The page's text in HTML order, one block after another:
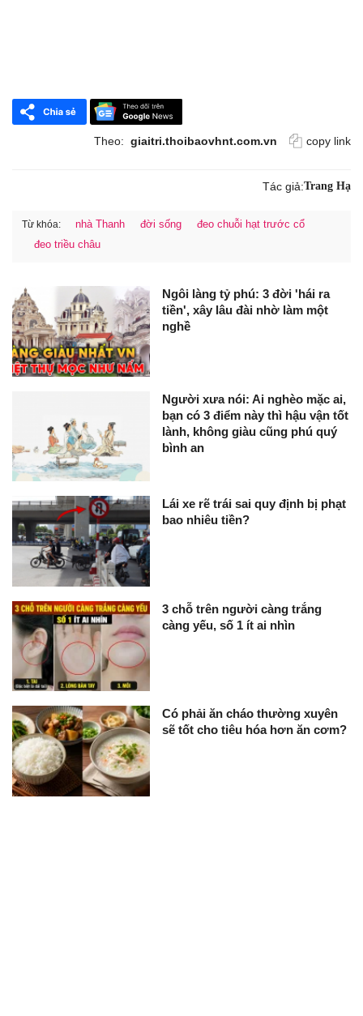
Theo: giaitri.thoibaovhnt.com.vn copy link
Tác giả:Trang Hạ
Từ khóa: nhà Thanh đời sống
đeo chuỗi hạt trước cổ
đeo triều châu
Ngôi làng tỷ phú: 3 đời 'hái ra
tiền', xây lâu đài nhờ làm một
nghề
Người xưa nói: Ai nghèo mặc ai,
bạn có 3 điểm này thì hậu vận tốt
lành, không giàu cũng phú quý
bình an
Lái xe rẽ trái sai quy định bị phạt
bao nhiêu tiền?
3 chỗ trên người càng trắng
càng yếu, số 1 ít ai nhìn
Có phải ăn cháo thường xuyên
sẽ tốt cho tiêu hóa hơn ăn cơm?